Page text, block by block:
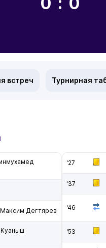
встреч Турнирная
Дегтярев
'27
'37
'46
'53